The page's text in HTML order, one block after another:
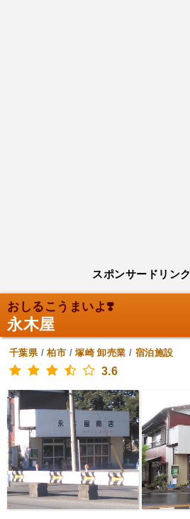
スポンサードリンク
おしるこうまいよ❣️
永木屋
千葉県/柏市 /塚崎 卸売業 / 宿泊施設
3.6